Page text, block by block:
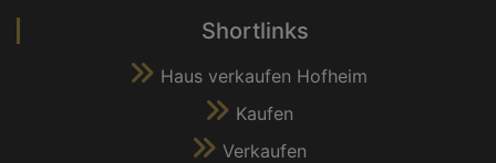
Shortlinks
Haus verkaufen Hofheim
Kaufen
Verkaufen